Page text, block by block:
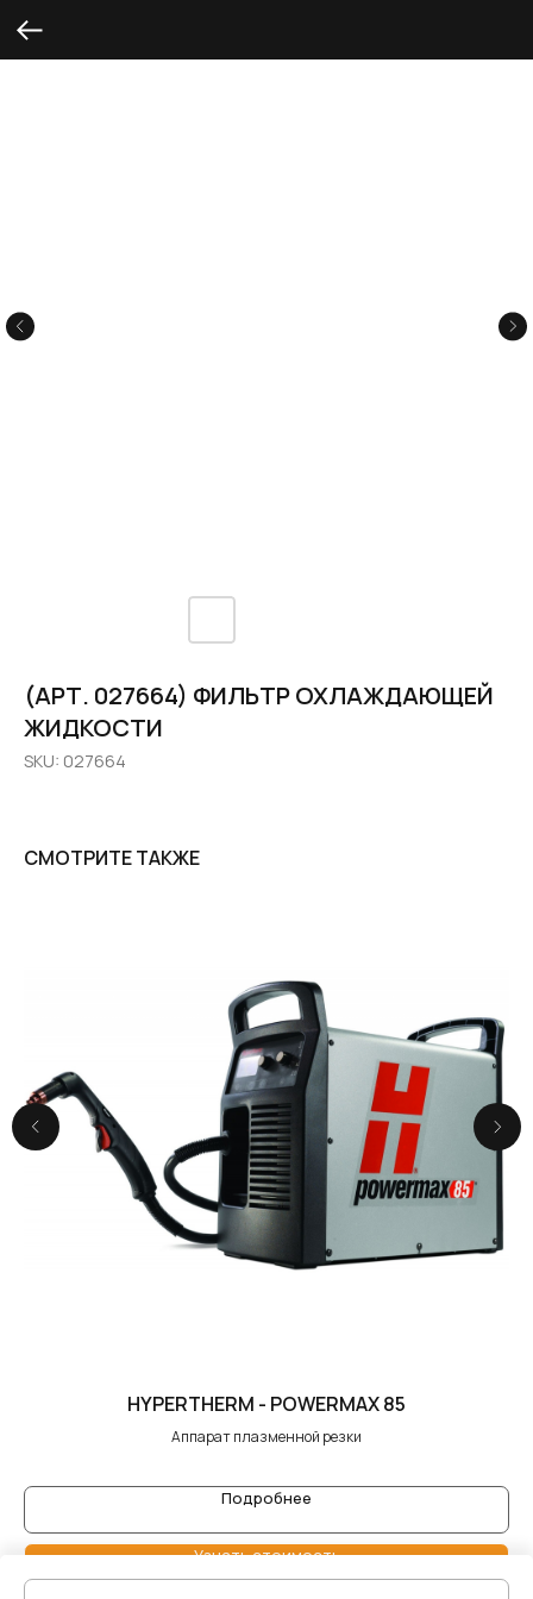
(АРТ. 027664) ФИЛЬТР ОХЛАЖДАЮЩЕЙ
ЖИДКОСТИ
SKU: 027664
СМОТРИТЕ ТАКЖЕ
HYPERTHERM - POWERMAX 85
Аппарат плазменной резки
Подробнее
Узнать стоимость